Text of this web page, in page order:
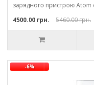
зарядного пристрою Atom
4500.00 грн. 5460.00 грн.
-6%